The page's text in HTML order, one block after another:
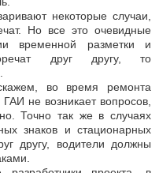
некоторые случаи,
Но все это очевидные
временной разметки и
друг другу, то
во время ремонта
не возникает вопросов,
Точно так же в случаях
знаков и стационарных
другу, водители должны